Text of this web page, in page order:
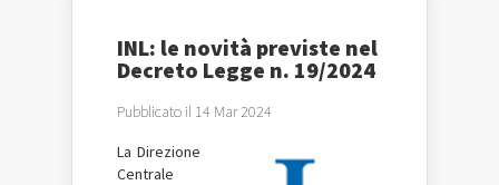
INL: le novità previste nel
Decreto Legge n. 19/2024
Pubblicato il 14 Mar 2024
La Direzione
Centrale